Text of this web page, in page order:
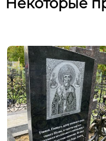
Некоторые